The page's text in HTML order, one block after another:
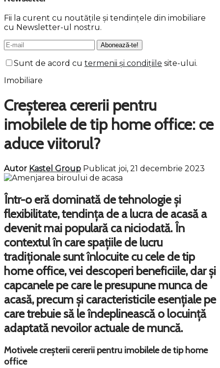
Fii la curent cu noutățile și tendințele din imobiliare
cu Newsletter-ul nostru.
Sunt de acord cu termenii și condițiile site-ului.
Imobiliare
Creșterea cererii pentru
imobilele de tip home office: ce
aduce viitorul?
Autor Kastel Group Publicat joi, 21 decembrie 2023
Într-o eră dominată de tehnologie și
flexibilitate, tendința de a lucra de acasă a
devenit mai populară ca niciodată. În
contextul în care spațiile de lucru
tradiționale sunt înlocuite cu cele de tip
home office, vei descoperi beneficiile, dar și
capcanele pe care le presupune munca de
acasă, precum și caracteristicile esențiale pe
care trebuie să le îndeplinească o locuință
adaptată nevoilor actuale de muncă.
Motivele creșterii cererii pentru imobilele de tip home
office